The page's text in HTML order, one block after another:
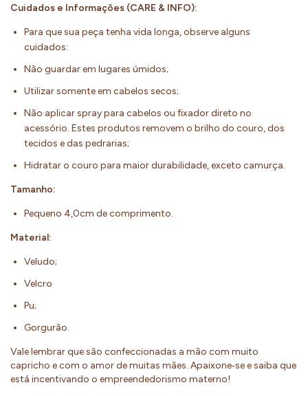
Cuidados e Informações (CARE & INFO):
Para que sua peça tenha vida longa, observe alguns
cuidados:
Não guardar em lugares úmidos;
Utilizar somente em cabelos secos;
Não aplicar spray para cabelos ou fixador direto no
acessório. Estes produtos removem o brilho do couro, dos
tecidos e das pedrarias;
Hidratar o couro para maior durabilidade, exceto camurça.
Tamanho:
Pequeno 4,0cm de comprimento.
Material:
Veludo;
Velcro
Pu;
Gorgurão.
Vale lembrar que são confeccionadas a mão com muito
capricho e com o amor de muitas mães. Apaixone‐se e saiba que
está incentivando o empreendedorismo materno!